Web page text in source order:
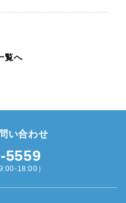
覧へ
い合わせ
5559
18:00）